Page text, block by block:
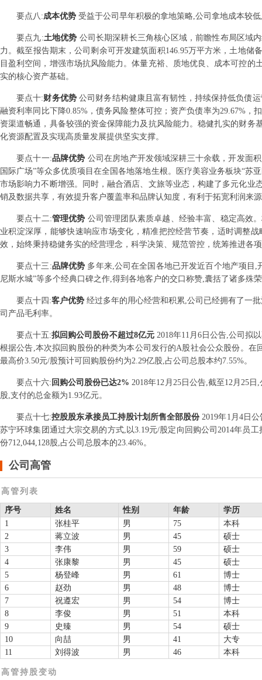
要点 八 :成本优势 受益于公司早年积极的拿地策略,公司拿地成本较
要点九:土地优势 公司长期深耕长三角核心区域，前瞻性布局区域
力。截至报告期末，公司剩余可开发建筑面积146.95万平方米，土地
目盈利空间，增强市场抗风险能力。体量充裕、质地优良、成本可控
实的核心资产基础。
要点十:财务优势公司财务结构健康且富有韧性，持续保持低负债
融资利率同比下降0.85%，债务风险整体可控；资产负债率为29.67%
资渠道畅通，具备较强的资金保障能力及抗风险能力。稳健扎实的财
化资源配置及实现高质量发展提供坚实支撑。
要点十一:品牌优势 公司在房地产开发领域深耕三十余载，开发面
国际广场”等众多优质项目在全国各地落地生根。医疗美容业务板块“
市场影响力不断增强。同时，融合酒店、文旅等业态，构建了多元化
销及数据共享，有效提升客户覆盖率和品牌认知度，有利于拓宽利润来
要点十二:管理优势 公司管理团队素质卓越、经验丰富、稳定高效
业积淀深厚，能够快速响应市场变化，精准把控经营节奏，适时调整
效，始终秉持稳健务实的经营理念，科学决策、规范管控，统筹推进各
要点十三 :品牌优势 多年来,公司在全国各地已开发近百个地产项目,
尼斯水城”等多个经典口碑之作,得到各地客户的交口称赞,囊括了诸多殊
要点十四 :客户优势 经过多年的用心经营和积累,公司已经拥有了一
司产品毛利率。
要点十五:拟回购公司股份不超过8亿元 2018年11月6日公告,公司拟
根据公告,本次拟回购股份的种类为本公司发行的A股社会公众股份。
最高价3.50元/股预计可回购股份约为2.29亿股,占公司总股本约7.55%。
要点十六: 回购公司股份已达2%2018年12月25日公告,截至12月25
股,支付的总金额为1.93亿元。
要点十七:控股股东承接员工持股计划所售全部股份2019年1月4日
苏宁环球集团通过大宗交易的方式,以3.19元/股定向回购公司2014年员
份712,044,128股,占公司总股本的23.46%。
公司高管
高管列表
序号 姓名 性别 年龄
学历
1
张桂平 男 75
本科
2
蒋立波 男 45
硕士
3
李伟 男 59
硕士
4
张康黎 男 45
硕士
5
杨登峰 男 61
博士
6
赵劲 男 48
博士
7
祝遵宏 男 54
博士
8
李俊 男 51
本科
9
史臻 男 54
硕士
10
向喆 男 41
大专
11
刘得波 男 46 本科
高管持股变动